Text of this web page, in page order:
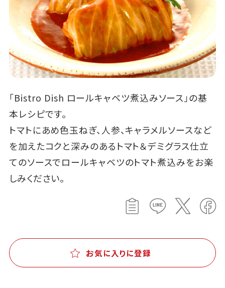
「Bistro Dish ロールキャベツ煮込みソース」の基
本レシピです。
トマトにあめ色玉ねぎ、人参、キャラメルソースなど
を加えたコクと深みのあるトマト＆デミグラス仕立
てのソースでロールキャベツのトマト煮込みをお楽
しみください。
お気に入りに登録